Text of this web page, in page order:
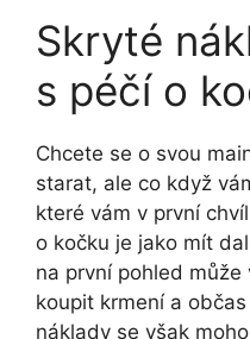
Skryté
s péčí o
Chcete se o svou
starat, ale co když
které vám v první
o kočku je jako mít
na první pohled
koupit krmení a
náklady se však